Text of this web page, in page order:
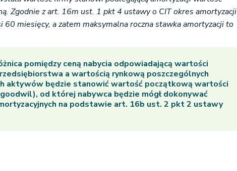
Zgodnie z art. 16m ust. 1 pkt 4 ustawy o CIT okres amortyzacji
miesięcy, a zatem maksymalna roczna stawka amortyzacji to
pomiędzy ceną nabycia odpowiadającą wartości
a wartością rynkową poszczególnych
aktywów będzie stanowić wartość początkową wartości
od której nabywca będzie mógł dokonywać
na podstawie art. 16b ust. 2 pkt 2 ustawy